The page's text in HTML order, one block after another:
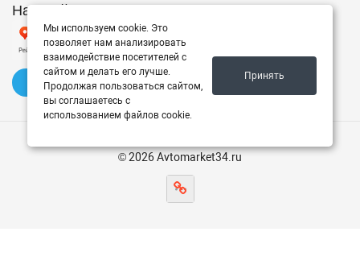
Наш рейтинг на Яндексе
✍️ Оставить отзыв
© 2026 Avtomarket34.ru
Мы используем cookie. Это
позволяет нам анализировать
взаимодействие посетителей с
сайтом и делать его лучше.
Продолжая пользоваться сайтом,
вы соглашаетесь с
использованием файлов cookie.
Принять